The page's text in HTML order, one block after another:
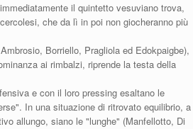
il quintetto vesuviano trova,
che da lì in poi non giocheranno più
Borriello, Pragliola ed Edokpaigbe),
ai rimbalzi, riprende la testa della
e con il loro pressing esaltano le
In una situazione di ritrovato equilibrio, a
allungo, siano le "lunghe" (Manfellotto, Di